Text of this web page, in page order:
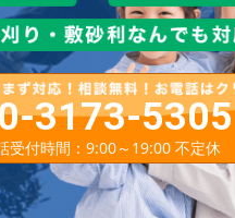
3173-5305
受付時間：9:00～19:00 不定休